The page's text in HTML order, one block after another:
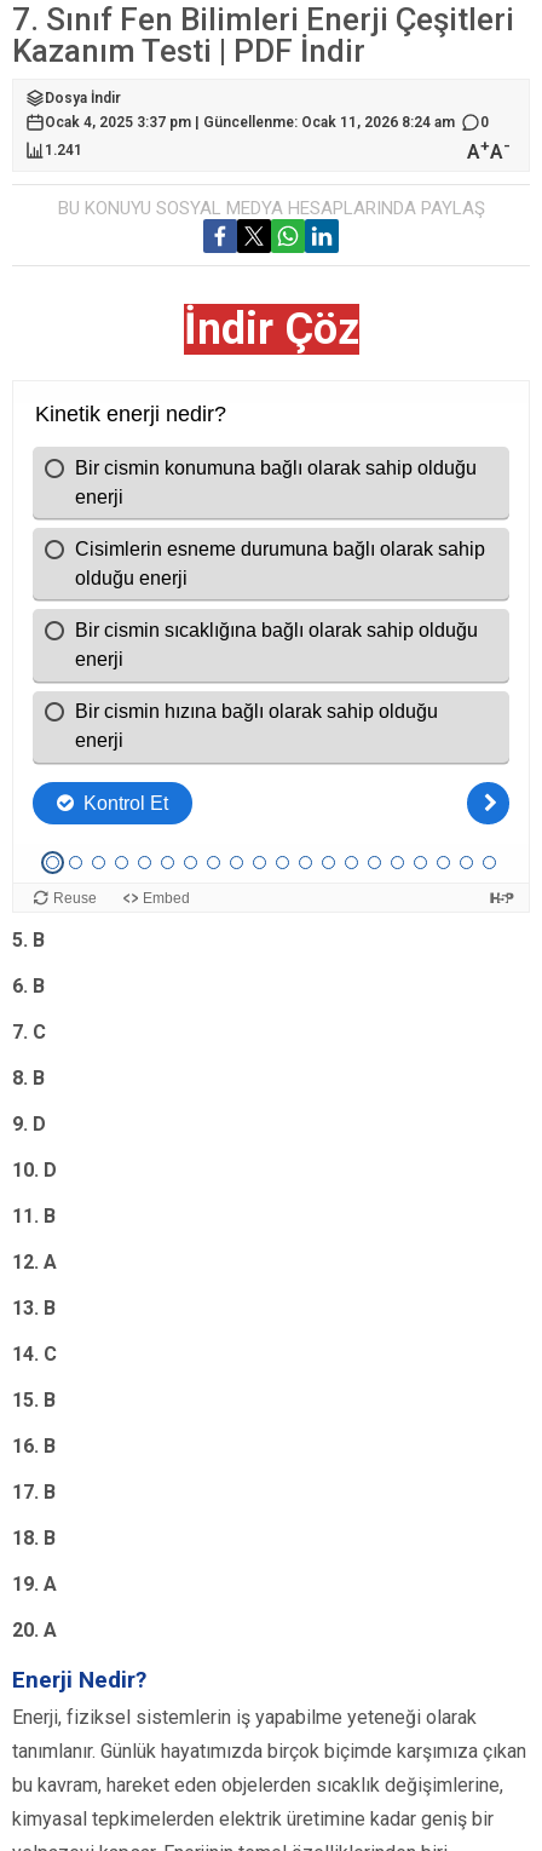
7. Sınıf Fen Bilimleri Enerji Çeşitleri
Kazanım Testi | PDF İndir
Dosya İndir
Ocak 4, 2025 3:37 pm | Güncellenme: Ocak 11, 2026 8:24 am
0
1.241
A+A-
BU KONUYU SOSYAL MEDYA HESAPLARINDA PAYLAŞ
İndir Çöz
Cevap Anahtarı
1. A
2. B
4. C
5. B
6. B
7. C
8. B
9. D
10. D
11. B
12. A
13. B
14. C
15. B
16. B
17. B
18. B
19. A
20. A
Enerji Nedir?
Enerji, fiziksel sistemlerin iş yapabilme yeteneği olarak
tanımlanır. Günlük hayatımızda birçok biçimde karşımıza çıkan
bu kavram, hareket eden objelerden sıcaklık değişimlerine,
kimyasal tepkimelerden elektrik üretimine kadar geniş bir